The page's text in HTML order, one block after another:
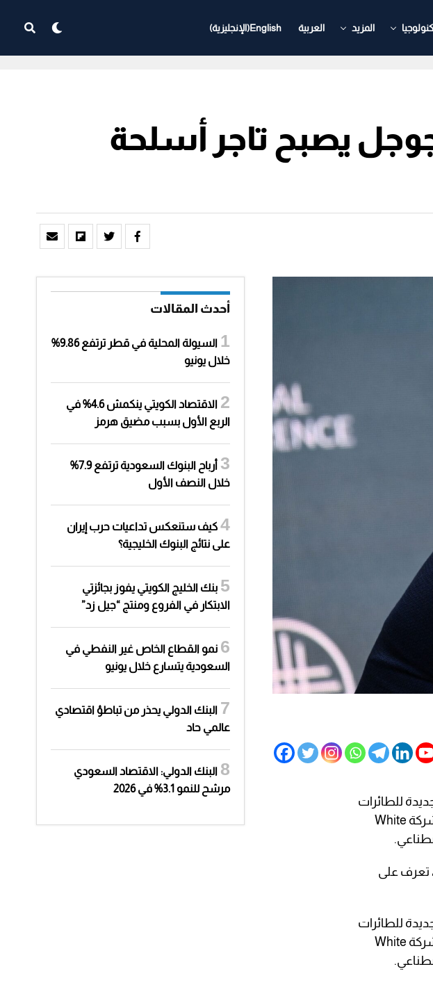
المزيد العربية English
(الإنجليزية)
يصبح تاجر أسلحة
للطائرات
بدون طيار تنوي مساعدة أوكرانيا، وفقًا لتقرير Business Insider، الذي يصف شركة White
تعرف على
للطائرات
بدون طيار تنوي مساعدة أوكرانيا، وفقًا لتقرير Business Insider، الذي يصف شركة White
أحدث المقالات
السيولة المحلية في قطر ترتفع 9.86%
خلال يونيو
الاقتصاد الكويتي ينكمش 4.6% في
الربع الأول بسبب مضيق هرمز
أرباح البنوك السعودية ترتفع 7.9%
خلال النصف الأول
كيف ستنعكس تداعيات حرب إيران
على نتائج البنوك الخليجية؟
بنك الخليج الكويتي يفوز بجائزتي
الابتكار في الفروع ومنتج “جيل زد”
نمو القطاع الخاص غير النفطي في
السعودية يتسارع خلال يونيو
البنك الدولي يحذر من تباطؤ اقتصادي
عالمي حاد
البنك الدولي: الاقتصاد السعودي
مرشح للنمو 3.1% في 2026